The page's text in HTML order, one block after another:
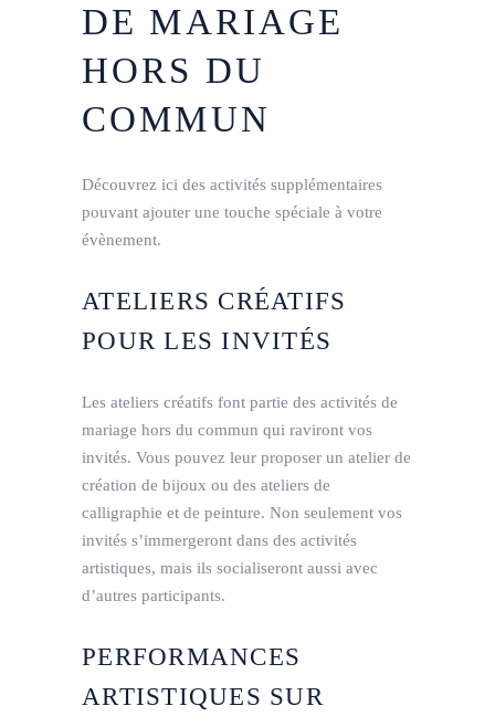
DE MARIAGE
HORS DU
COMMUN
Découvrez ici des activités supplémentaires
pouvant ajouter une touche spéciale à votre
évènement.
ATELIERS CRÉATIFS
POUR LES INVITÉS
Les ateliers créatifs font partie des activités de
mariage hors du commun qui raviront vos
invités. Vous pouvez leur proposer un atelier de
création de bijoux ou des ateliers de
calligraphie et de peinture. Non seulement vos
invités s’immergeront dans des activités
artistiques, mais ils socialiseront aussi avec
d’autres participants.
PERFORMANCES
ARTISTIQUES SUR